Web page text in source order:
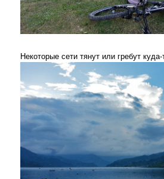
Некоторые сети тянут или гребут